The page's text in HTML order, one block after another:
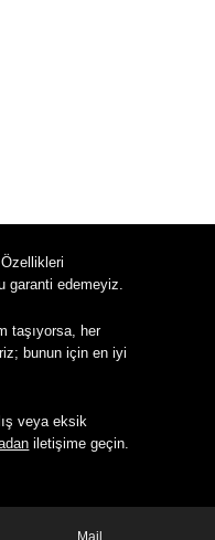
garanti edemeyiz.
taşıyorsa, her
bunun için en iyi
veya eksik
iletişime geçin.
Mail